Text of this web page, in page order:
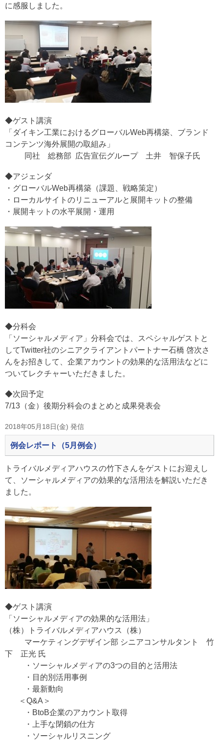
に感服しました。
◆ゲスト講演
「ダイキン工業におけるグローバルWeb再構築、ブランド
コンテンツ海外展開の取組み」
同社 総務部 広告宣伝グループ 土井 智保子氏
◆アジェンダ
・グローバルWeb再構築（課題、戦略策定）
・ローカルサイトのリニューアルと展開キットの整備
・展開キットの水平展開・運用
◆分科会
「ソーシャルメディア」分科会では、スペシャルゲストと
してTwitter社のシニアクライアントパートナー石橋 啓次さ
んをお招きして、企業アカウントの効果的な活用法などに
ついてレクチャーいただきました。
◆次回予定
7/13（金）後期分科会のまとめと成果発表会
2018年05月18日(金) 発信
例会レポート（5月例会）
トライバルメディアハウスの竹下さんをゲストにお迎えし
て、ソーシャルメディアの効果的な活用法を解説いただき
ました。
◆ゲスト講演
「ソーシャルメディアの効果的な活用法」
（株）トライバルメディアハウス（株）
マーケティングデザイン部 シニアコンサルタント 竹
下 正光 氏
・ソーシャルメディアの3つの目的と活用法
・目的別活用事例
・最新動向
＜Q&A＞
・BtoB企業のアカウント取得
・上手な閉鎖の仕方
・ソーシャルリスニング